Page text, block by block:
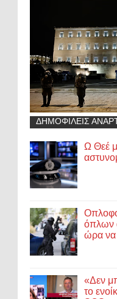
ΔΗΜΟΦΙΛΕΙΣ
Ω Θεέ
όπλων
ώρα να
«Δεν
το